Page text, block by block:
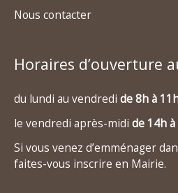
Nous contacter
Horaires d’ouverture
du lundi au vendredi de 8h à
le vendredi après-midi de 14h
Si vous venez d’emménager
faites-vous inscrire en Mairie.